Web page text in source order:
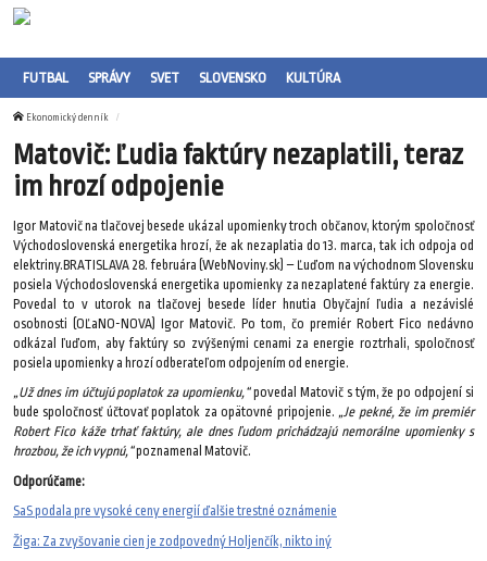
FUTBAL SPRÁVY SVET SLOVENSKO KULTÚRA
Ekonomický denník
Matovič: Ľudia faktúry nezaplatili, teraz
im hrozí odpojenie
Igor Matovič na tlačovej besede ukázal upomienky troch občanov, ktorým spoločnosť
Východoslovenská energetika hrozí, že ak nezaplatia do 13. marca, tak ich odpoja od
elektriny.BRATISLAVA 28. februára (WebNoviny.sk) – Ľuďom na východnom Slovensku
posiela Východoslovenská energetika upomienky za nezaplatené faktúry za energie.
Povedal to v utorok na tlačovej besede líder hnutia Obyčajní ľudia a nezávislé
osobnosti (OĽaNO-NOVA) Igor Matovič. Po tom, čo premiér Robert Fico nedávno
odkázal ľuďom, aby faktúry so zvýšenými cenami za energie roztrhali, spoločnosť
posiela upomienky a hrozí odberateľom odpojením od energie.
„Už dnes im účtujú poplatok za upomienku,“povedal Matovič s tým, že po odpojení si
bude spoločnosť účtovať poplatok za opätovné pripojenie. „Je pekné, že im premiér
Robert Fico káže trhať faktúry, ale dnes ľudom prichádzajú nemorálne upomienky s
hrozbou, že ich vypnú,“poznamenal Matovič.
Odporúčame:
SaS podala pre vysoké ceny energií ďalšie trestné oznámenie
Žiga: Za zvyšovanie cien je zodpovedný Holjenčík, nikto iný